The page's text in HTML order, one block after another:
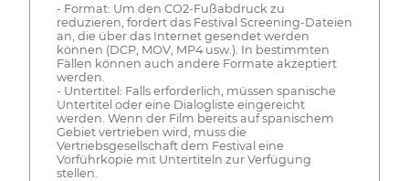
- Format: Um den CO2-Fußabdruck zu
reduzieren, fordert das Festival Screening-Dateien
an, die über das Internet gesendet werden
können (DCP, MOV, MP4 usw.). In bestimmten
Fällen können auch andere Formate akzeptiert
werden.
- Untertitel: Falls erforderlich, müssen spanische
Untertitel oder eine Dialogliste eingereicht
werden. Wenn der Film bereits auf spanischem
Gebiet vertrieben wird, muss die
Vertriebsgesellschaft dem Festival eine
Vorführkopie mit Untertiteln zur Verfügung
stellen.